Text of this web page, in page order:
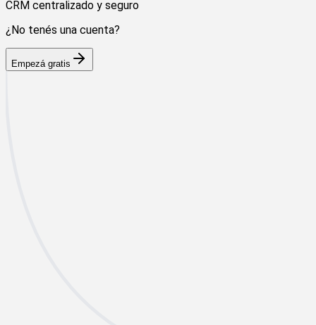
CRM centralizado y seguro
¿No tenés una cuenta?
Empezá gratis